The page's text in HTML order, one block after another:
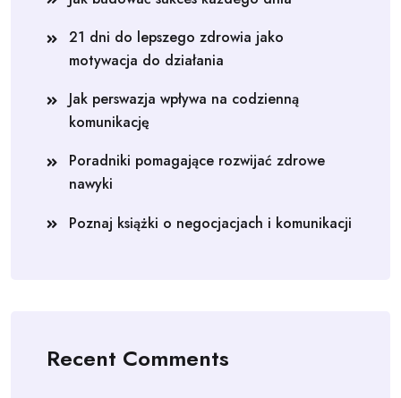
21 dni do lepszego zdrowia jako
motywacja do działania
Jak perswazja wpływa na codzienną
komunikację
Poradniki pomagające rozwijać zdrowe
nawyki
Poznaj książki o negocjacjach i komunikacji
Recent Comments